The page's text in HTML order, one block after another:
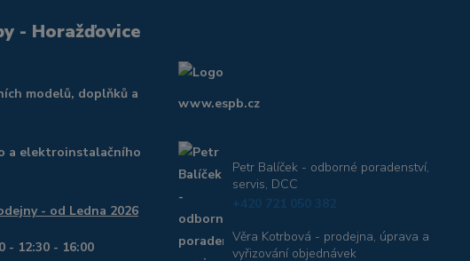
- Horažďovice
modelů, doplňků a
a elektroinstalačního
- od Ledna 2026
- 12:30 - 16:00
www.espb.cz
Petr Balíček - odborné poradenství,
servis, DCC
+420 721 050 382
Věra Kotrbová - prodejna, úprava a
vyřizování objednávek